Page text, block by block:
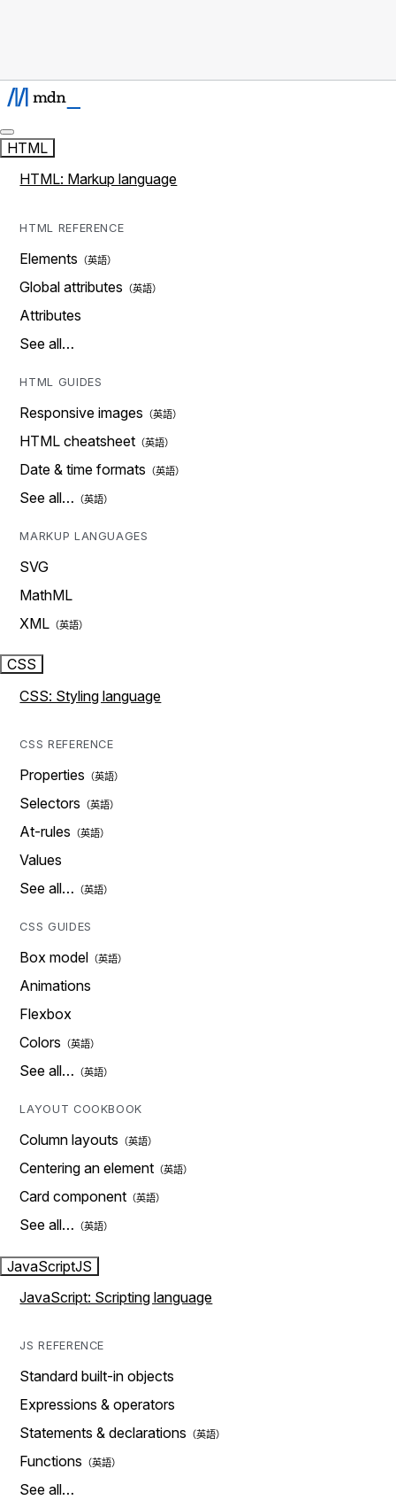
HTML
HTML: Markup language
HTML REFERENCE
Elements
Global attributes
Attributes
See all…
HTML GUIDES
Responsive images
HTML cheatsheet
Date & time formats
See all…
MARKUP LANGUAGES
SVG
MathML
XML
CSS
CSS: Styling language
CSS REFERENCE
Properties
Selectors
At-rules
Values
See all…
CSS GUIDES
Box model
Animations
Flexbox
Colors
See all…
LAYOUT COOKBOOK
Column layouts
Centering an element
Card component
See all…
JavaScriptJS
JavaScript: Scripting language
JS REFERENCE
Standard built-in objects
Expressions & operators
Statements & declarations
Functions
See all…